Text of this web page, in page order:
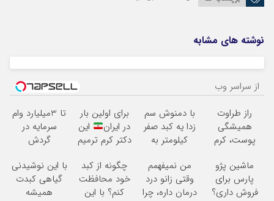
نوشته های مشابه
از سراسر وب
راز طراوت
همیشگی
پوست، کرم
با 45%تخفیف
با دمنوش سم
زدا یه کبد صفر
کیلومتر به
بده
برای اولین بار
در ایران
این
دکتر کرم ترمیم
ساخت!
تا 3میلیارد وام
سرمایه در
گردش
فروشگاهت رو
ثبت کن
ماشین پژو
پارس برای
فروش داری؟
من نمیفهمم
وقتی زانو درد
درمان داره، چرا
چگونه از کبد
خود محافظت
کنم؟ با این
با این نوشیدنی
گیاهی کبدت
همیشه